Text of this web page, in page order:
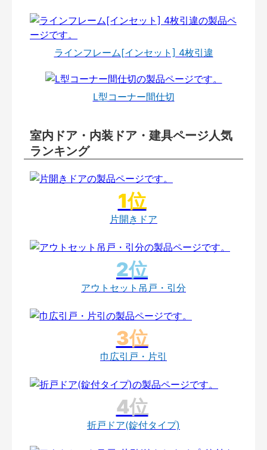
ラインフレーム[インセット] 4枚引違
L型コーナー間仕切
室内ドア・内装ドア・建具ページ人気
ランキング
片開きドア
アウトセット吊戸・引分
巾広引戸・片引
折戸ドア(錠付タイプ)